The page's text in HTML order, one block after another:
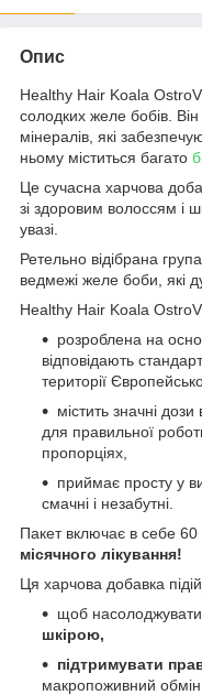
Опис
Healthy Hair Koala
солодких желе бобів.
мінералів, які
ньому міститься багато
Це сучасна харчова
зі здоровим волоссям і
увазі.
Ретельно відібрана
ведмежі желе боби, які
Healthy Hair Koala
розроблена на
відповідають
території
містить значні дози
для правильної
пропорціях,
приймає просту у
смачні і незабутні.
Пакет включає в себе 60
місячного лікування!
Ця харчова добавка
щоб
шкірою,
підтримувати
макропоживний